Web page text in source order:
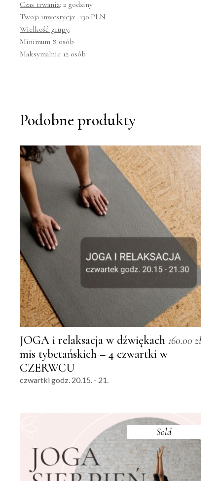
Czas trwania: 2 godziny
Twoja inwestycja: 130 PLN
Wielkość grupy:
Minimum 8 osób
Maksymalnie 12 osób
Podobne produkty
JOGA i relaksacja w dźwiękach
mis tybetańskich – 4 czwartki w
CZERWCU
160.00 zł
czwartki godz. 20.15. - 21.
Sold